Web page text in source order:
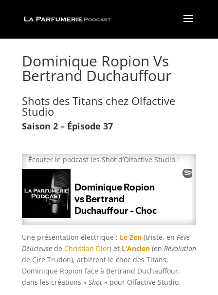
Dominique Ropion Vs
Bertrand Duchauffour
Shots des Titans chez Olfactive
Studio
Saison 2 – Épisode 37
Écouter le podcast les Shot d’Olfactive Studio :
Une présentation électrique : Le Zen(triste, en Fève
Délicieuse de Christian Dior) et L’Ancien(en Révolution
de Cire Trudon), arbitrent le choc des Titans,
Dominique Ropion face à Bertrand Duchauffour,
dans les créations « Shot » pour Olfactive Studio.